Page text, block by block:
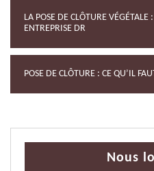
LA POSE DE CLÔTURE VÉGÉTALE
ENTREPRISE DR
POSE DE CLÔTURE : CE QU’IL
Nous